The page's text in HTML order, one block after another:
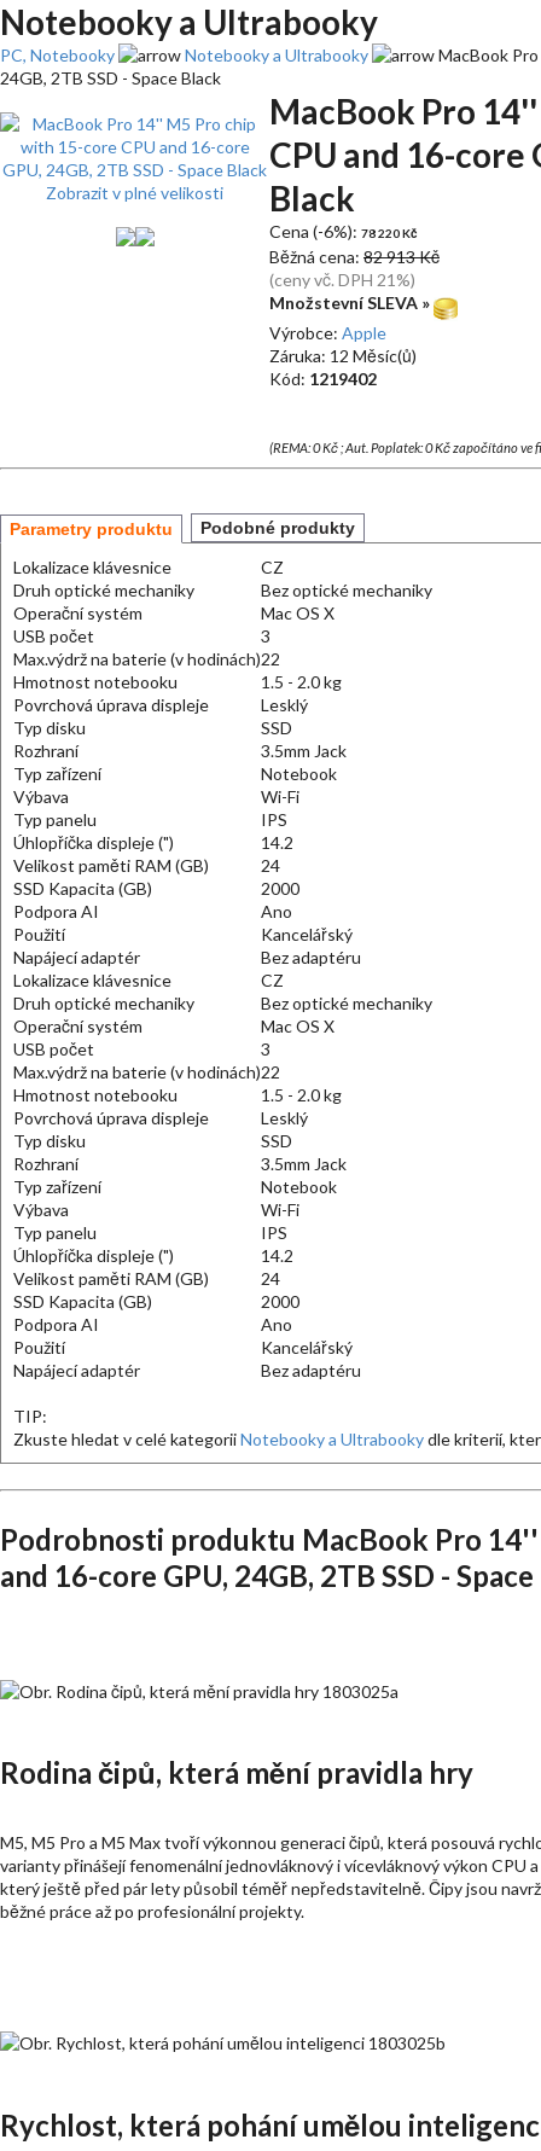
Notebooky a Ultrabooky
PC, Notebooky Notebooky a Ultrabooky
MacBook
24GB, 2TB SSD - Space Black
Zobrazit v plné velikosti
MacBook Pro
CPU and 16-core
Black
Cena (-6%): 78 220 Kč
Běžná cena: 82 913 Kč
(ceny vč. DPH 21%)
Množstevní SLEVA »
Výrobce: Apple
Záruka: 12 Měsíc(ů)
Kód: 1219402
(REMA: 0 Kč ; Aut. Poplatek: 0 Kč započítáno
Parametry produktu Podobné produkty
Lokalizace klávesnice
CZ
Druh optické mechaniky
Bez optické mechaniky
Operační systém
Mac OS X
USB počet
3
Max.výdrž na baterie (v hodinách)22
Hmotnost notebooku
1.5 - 2.0 kg
Povrchová úprava displeje
Lesklý
Typ disku
SSD
Rozhraní
3.5mm Jack
Typ zařízení
Notebook
Výbava
Wi-Fi
Typ panelu
IPS
Úhlopříčka displeje (")
14.2
Velikost paměti RAM (GB)
24
SSD Kapacita (GB)
2000
Podpora AI
Ano
Použití
Kancelářský
Napájecí adaptér
Bez adaptéru
Lokalizace klávesnice
CZ
Druh optické mechaniky
Bez optické mechaniky
Operační systém
Mac OS X
USB počet
3
Max.výdrž na baterie (v hodinách)22
Hmotnost notebooku
1.5 - 2.0 kg
Povrchová úprava displeje
Lesklý
Typ disku
SSD
Rozhraní
3.5mm Jack
Typ zařízení
Notebook
Výbava
Wi-Fi
Typ panelu
IPS
Úhlopříčka displeje (")
14.2
Velikost paměti RAM (GB)
24
SSD Kapacita (GB)
2000
Podpora AI
Ano
Použití
Kancelářský
Napájecí adaptér
Bez adaptéru
TIP:
Zkuste hledat v celé kategoriiNotebooky a Ultrabookydle kriterií,
Podrobnosti produktu MacBook Pro
and 16-core GPU, 24GB, 2TB SSD -
Rodina čipů, která mění pravidla hry
M5, M5 Pro a M5 Max tvoří výkonnou generaci čipů, která posouvá
varianty přinášejí fenomenální jednovláknový i vícevláknový výkon CPU
který ještě před pár lety působil téměř nepředstavitelně. Čipy jsou
běžné práce až po profesionální projekty.
Rychlost, která pohání umělou